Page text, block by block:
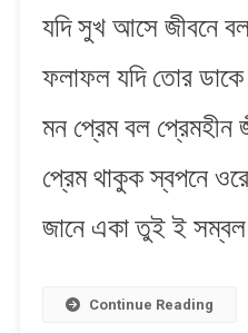
Bol
বল
সুখ
যদি সুখ আসে জীবনে
ফলাফল যদি তোর
মন প্রেম বল প্রেমহীন
প্রেম থাকুক স্বপনে
জানে একা তুই ই
Continue Reading